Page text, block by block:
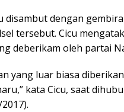
dengan
tersebut. Cicu
deberikam oleh partai
yang luar biasa
kata Cicu, saat